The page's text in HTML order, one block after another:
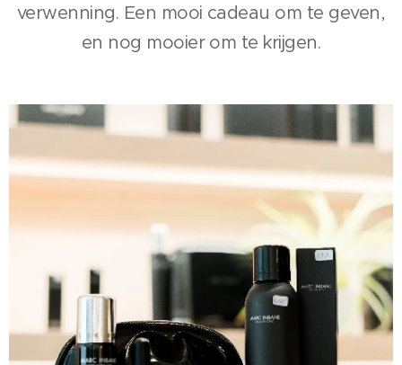
verwenning. Een mooi cadeau om te geven,
en nog mooier om te krijgen.